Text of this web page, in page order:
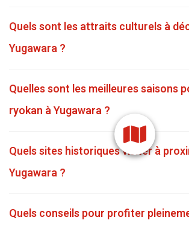
Quels sont les attraits culturels à
Yugawara ?
Quelles sont les meilleures saisons
ryokan à Yugawara ?
Quels sites historiques visiter à
Yugawara ?
Quels conseils pour profiter